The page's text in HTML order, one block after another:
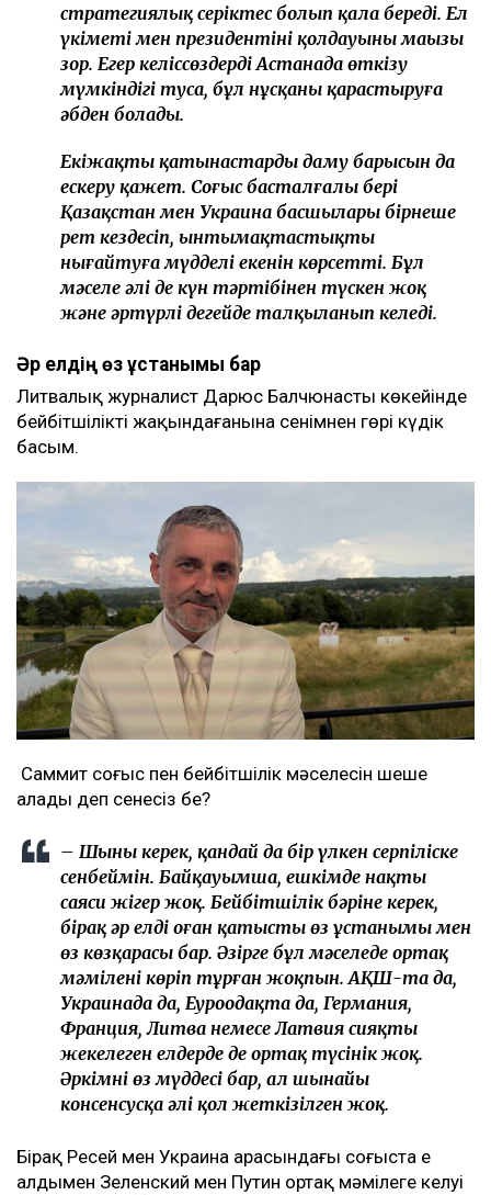
стратегиялық серіктес болып қала береді. Ел
үкіметі мен президентінің қолдауының маңызы
зор. Егер келіссөздерді Астанада өткізу
мүмкіндігі туса, бұл нұсқаны қарастыруға
әбден болады.
Екіжақты қатынастардың даму барысын да
ескеру қажет. Соғыс басталғалы бері
Қазақстан мен Украина басшылары бірнеше
рет кездесіп, ынтымақтастықты
нығайтуға мүдделі екенін көрсетті. Бұл
мәселе әлі де күн тәртібінен түскен жоқ
және әртүрлі деңгейде талқыланып келеді.
Әр елдің өз ұстанымы бар
Литвалық журналист Дарюс Балчюнастың көкейінде
бейбітшіліктің жақындағанына сенімнен гөрі күдік
басым.
Саммит соғыс пен бейбітшілік мәселесін шеше
алады деп сенесіз бе?
– Шыны керек, қандай да бір үлкен серпіліске
сенбеймін. Байқауымша, ешкімде нақты
саяси жігер жоқ. Бейбітшілік бәріне керек,
бірақ әр елдің оған қатысты өз ұстанымы мен
өз көзқарасы бар. Әзірге бұл мәселеде ортақ
мәмілені көріп тұрған жоқпын. АҚШ-та да,
Украинада да, Еуроодақта да, Германия,
Франция, Литва немесе Латвия сияқты
жекелеген елдерде де ортақ түсінік жоқ.
Әркімнің өз мүддесі бар, ал шынайы
консенсусқа әлі қол жеткізілген жоқ.
Бірақ Ресей мен Украина арасындағы соғыста ең
алдымен Зеленский мен Путин ортақ мәмілеге келуі